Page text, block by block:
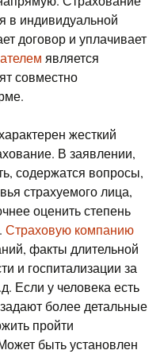
в индивидуальной
договор и уплачивает
является
совместно
жесткий
В заявлении,
содержатся вопросы,
страхуемого лица,
оценить степень
Страховую компанию
факты длительной
и госпитализации за
Если у человека есть
более детальные
пройти
быть установлен